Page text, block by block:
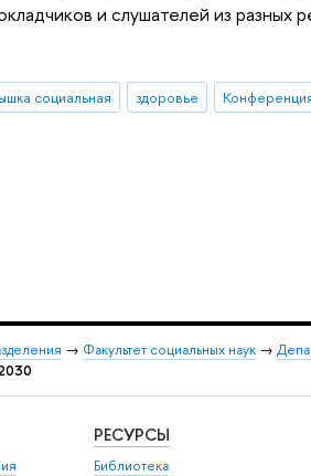
и слушателей из разных
социальная здоровье
→ Факультет социальных наук →
РЕСУРСЫ
Библиотека